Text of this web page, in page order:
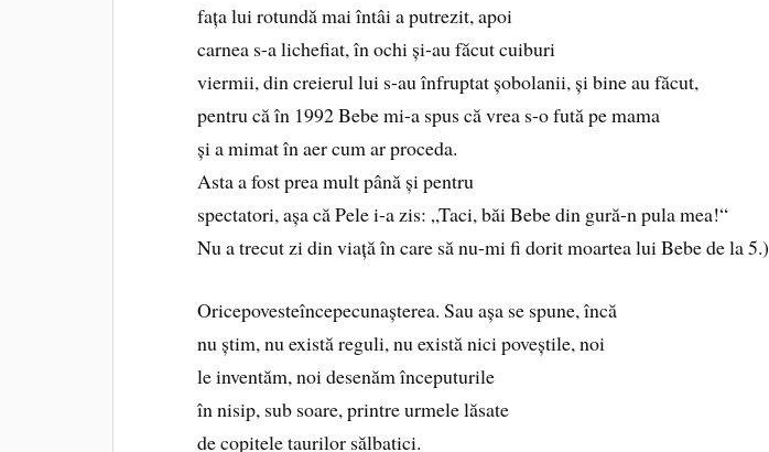
fața lui rotundă mai întâi a putrezit, apoi
carnea s-a lichefiat, în ochi și-au făcut cuiburi
viermii, din creierul lui s-au înfruptat șobolanii, și bine au făcut,
pentru că în 1992 Bebe mi-a spus că vrea s-o fută pe mama
și a mimat în aer cum ar proceda.
Asta a fost prea mult până și pentru
spectatori, așa că Pele i-a zis: „Taci, băi Bebe din gură-n pula mea!“
Nu a trecut zi din viață în care să nu-mi fi dorit moartea lui Bebe de la 5.)
Oricepovesteîncepecunașterea. Sau așa se spune, încă
nu știm, nu există reguli, nu există nici poveștile, noi
le inventăm, noi desenăm începuturile
în nisip, sub soare, printre urmele lăsate
de copitele taurilor sălbatici.